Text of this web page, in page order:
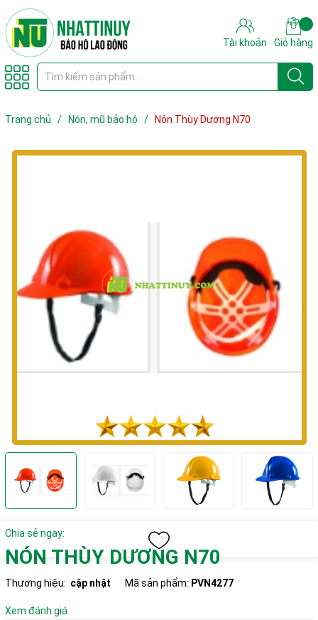
Tài khoản Giỏ hàng
Trang chủ / Nón, mũ bảo hộ / Nón Thùy Dương N70
Chia sẻ ngay:
NÓN THÙY DƯƠNG N70
Thương hiệu: cập nhật Mã sản phẩm: PVN4277
Xem đánh giá